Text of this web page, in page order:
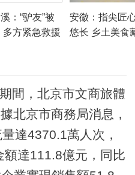
：“驴友”被
多方紧急救援
安徽：指尖匠
悠长 乡土美食
期間，北京市文商旅體
北京市商務局消息，
達4370.1萬人次，
額達111.8億元，同比